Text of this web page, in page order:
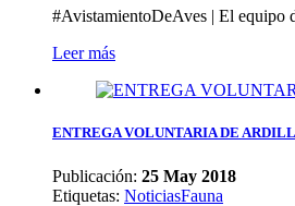
#AvistamientoDeAves | El equipo
Leer más
ENTREGA VOLUNTARIA DE
Publicación: 25 May 2018
Etiquetas: NoticiasFauna